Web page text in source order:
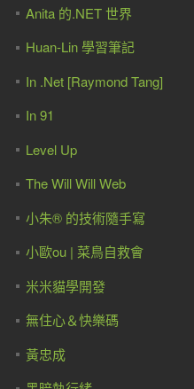
Anita 的.NET 世界
Huan-Lin 學習筆記
In .Net [Raymond Tang]
In 91
Level Up
The Will Will Web
小朱® 的技術隨手寫
小歐ou | 菜鳥自救會
米米貓學開發
無住心＆快樂碼
黃忠成